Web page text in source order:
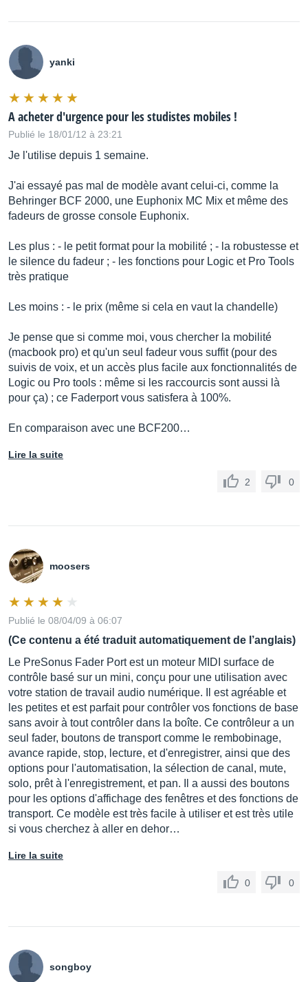
yanki
A acheter d'urgence pour les studistes mobiles !
Publié le 18/01/12 à 23:21
Je l'utilise depuis 1 semaine.
J'ai essayé pas mal de modèle avant celui-ci, comme la
Behringer BCF 2000, une Euphonix MC Mix et même des
fadeurs de grosse console Euphonix.
Les plus : - le petit format pour la mobilité ; - la robustesse et
le silence du fadeur ; - les fonctions pour Logic et Pro Tools
très pratique
Les moins : - le prix (même si cela en vaut la chandelle)
Je pense que si comme moi, vous chercher la mobilité
(macbook pro) et qu'un seul fadeur vous suffit (pour des
suivis de voix, et un accès plus facile aux fonctionnalités de
Logic ou Pro tools : même si les raccourcis sont aussi là
pour ça) ; ce Faderport vous satisfera à 100%.
En comparaison avec une BCF200…
Lire la suite
2 0
moosers
Publié le 08/04/09 à 06:07
(Ce contenu a été traduit automatiquement de l’anglais)
Le PreSonus Fader Port est un moteur MIDI surface de
contrôle basé sur un mini, conçu pour une utilisation avec
votre station de travail audio numérique. Il est agréable et
les petites et est parfait pour contrôler vos fonctions de base
sans avoir à tout contrôler dans la boîte. Ce contrôleur a un
seul fader, boutons de transport comme le rembobinage,
avance rapide, stop, lecture, et d'enregistrer, ainsi que des
options pour l'automatisation, la sélection de canal, mute,
solo, prêt à l'enregistrement, et pan. Il a aussi des boutons
pour les options d'affichage des fenêtres et des fonctions de
transport. Ce modèle est très facile à utiliser et est très utile
si vous cherchez à aller en dehor…
Lire la suite
0 0
songboy